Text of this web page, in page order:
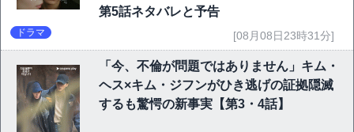
第5話ネタバレと予告
ドラマ [08月08日23時31分]
「今、不倫が問題ではありません」キム・
ヘス×キム・ジフンがひき逃げの証拠隠滅
するも驚愕の新事実【第3・4話】